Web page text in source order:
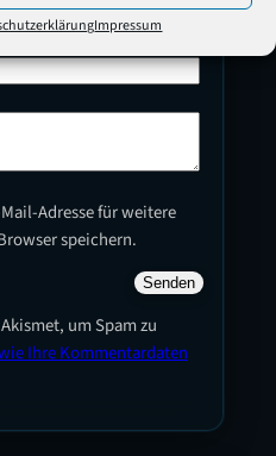
Impressum
Adresse für weitere
speichern.
um Spam zu
Ihre Kommentardaten